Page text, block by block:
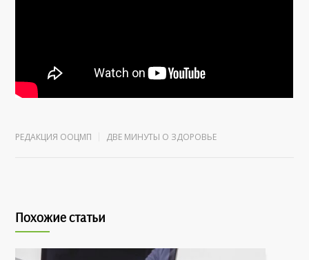
РЕДАКЦИЯ ООЦМП ДВЕ МИНУТЫ О ЗДОРОВЬЕ
Похожие статьи